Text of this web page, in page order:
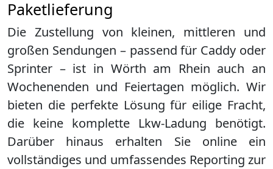
Paketlieferung
Die Zustellung von kleinen, mittleren und
großen Sendungen – passend für Caddy oder
Sprinter – ist in Wörth am Rhein auch an
Wochenenden und Feiertagen möglich. Wir
bieten die perfekte Lösung für eilige Fracht,
die keine komplette Lkw-Ladung benötigt.
Darüber hinaus erhalten Sie online ein
vollständiges und umfassendes Reporting zur